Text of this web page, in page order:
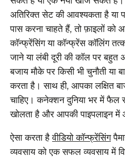
अतिरिक्त सेट की आवश्यकता है या
पास करना चाहते हैं, तो फ़ाइलों को
कॉन्फ्रेंसिंग या कॉन्फ्रेंस कॉलिंग
जाने या लंबी दूरी की कॉल पर
बजाय मौके पर किसी भी चुनौती या
करता है। साथ ही, आपका लक्षित
चाहिए। कनेक्शन दुनिया भर में
खोलता है और आपकी पाइपलाइन में
ऐसा करता हैवीडियो कॉन्फ्रेंसिंग
व्यवसाय को एक सफल व्यवसाय में